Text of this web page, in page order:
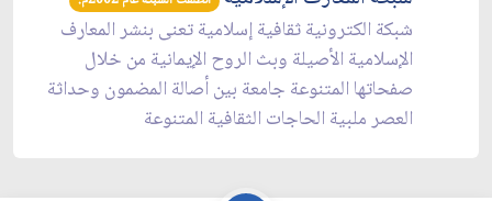
شبكة الكترونية ثقافية إسلامية تعنى بنشر المعارف
الإسلامية الأصيلة وبث الروح الإيمانية من خلال
صفحاتها المتنوعة جامعة بين أصالة المضمون وحداثة
العصر ملبية الحاجات الثقافية المتنوعة